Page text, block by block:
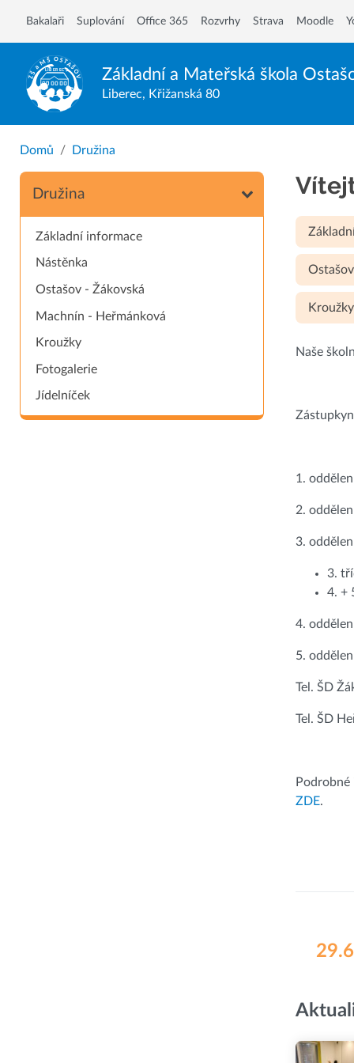
Základní a Mateřská škola
Liberec, Křižanská 80
Bakalaři Suplování Office 365 Rozvrhy Strava Moodle
Domů Družina
Družina
Základní informace
Nástěnka
Ostašov - Žákovská
Machnín - Heřmánková
Kroužky
Fotogalerie
Jídelníček
Kroužky
Naše
1.
2.
3.
3.
4. +
4.
5.
Tel. ŠD
Tel. ŠD
ZDE.